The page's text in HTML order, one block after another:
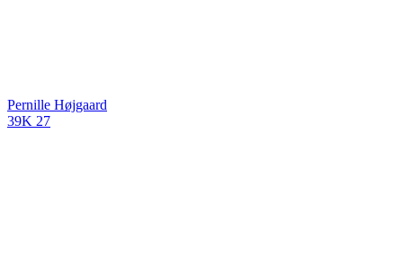
Pernille Højgaard
39K 27